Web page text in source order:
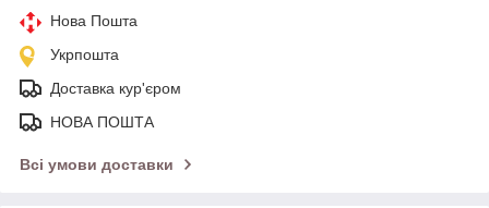
Нова Пошта
Укрпошта
Доставка кур'єром
НОВА ПОШТА
Всі умови доставки